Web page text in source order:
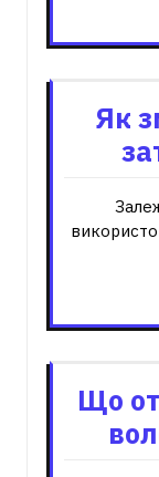
Як
Що